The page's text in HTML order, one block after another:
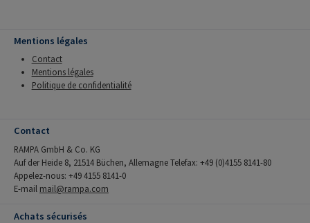
Mentions légales
Contact
Mentions légales
Politique de confidentialité
Contact
RAMPA GmbH & Co. KG
Auf der Heide 8, 21514 Büchen, Allemagne Telefax: +49 (0)4155 8141-80
Appelez-nous: +49 4155 8141-0
E-mail mail@rampa.com
Achats sécurisés